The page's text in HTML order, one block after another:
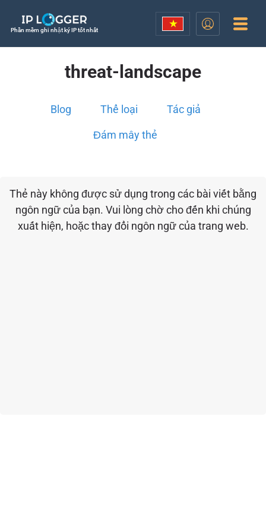
Phần mềm ghi nhật ký IP tốt nhất
threat-landscape
Blog Thể loại Tác giả
Đám mây thẻ